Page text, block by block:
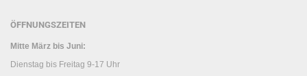
ÖFFNUNGSZEITEN
Mitte März bis Juni:
Dienstag bis Freitag 9-17 Uhr